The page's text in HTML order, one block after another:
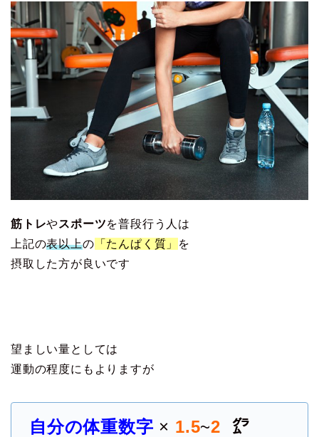
筋トレやスポーツを普段行う人は
上記の表以上の 「たんぱく質」
を
摂取した方が良いです
望ましい量としては
運動の程度にもよりますが
自分の体重数字 × 1.5~2 ㌘